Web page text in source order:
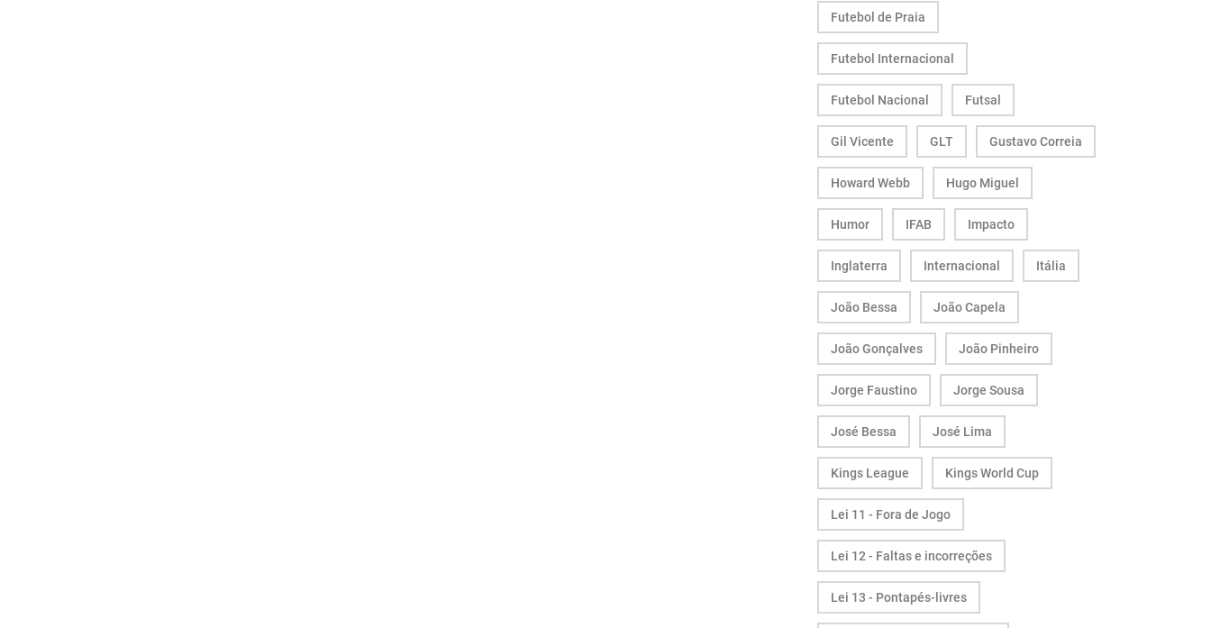
Futebol de Praia
Futebol Internacional
Futebol Nacional Futsal
Gil Vicente GLT Gustavo Correia
Howard Webb Hugo Miguel
Humor IFAB Impacto
Inglaterra Internacional Itália
João Bessa João Capela
João Gonçalves João Pinheiro
Jorge Faustino Jorge Sousa
José Bessa José Lima
Kings League Kings World Cup
Lei 11 - Fora de Jogo
Lei 12 - Faltas e incorreções
Lei 13 - Pontapés-livres